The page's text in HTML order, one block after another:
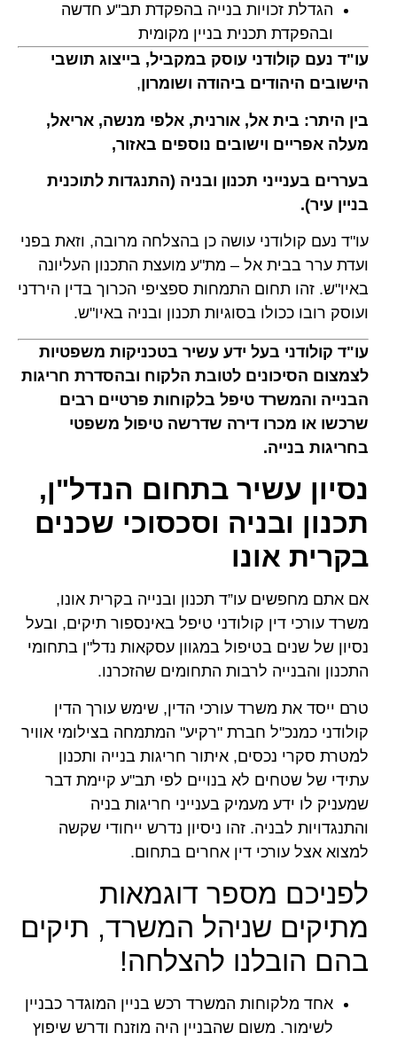
הגדלת זכויות בנייה בהפקדת תב"ע חדשה
ובהפקדת תכנית בניין מקומית
עו"ד נעם קולודני עוסק במקביל, בייצוג תושבי
הישובים היהודים ביהודה ושומרון,
בין היתר: בית אל, אורנית, אלפי מנשה, אריאל,
מעלה אפריים וישובים נוספים באזור,
בעררים בענייני תכנון ובניה (התנגדות לתוכנית
בניין עיר).
עו"ד נעם קולודני עושה כן בהצלחה מרובה, וזאת בפני
ועדת ערר בבית אל – מת"ע מועצת התכנון העליונה
באיו"ש. זהו תחום התמחות ספציפי הכרוך בדין הירדני
ועוסק רובו ככולו בסוגיות תכנון ובניה באיו"ש.
עו"ד קולודני בעל ידע עשיר בטכניקות משפטיות
לצמצום הסיכונים לטובת הלקוח ובהסדרת חריגות
הבנייה והמשרד טיפל בלקוחות פרטיים רבים
שרכשו או מכרו דירה שדרשה טיפול משפטי
בחריגות בנייה.
נסיון עשיר בתחום הנדל"ן,
תכנון ובניה וסכסוכי שכנים
בקרית אונו
אם אתם מחפשים עו”ד תכנון ובנייה בקרית אונו,
משרד עורכי דין קולודני טיפל באינספור תיקים, ובעל
נסיון של שנים בטיפול במגוון עסקאות נדל"ן בתחומי
התכנון והבנייה לרבות התחומים שהזכרנו.
טרם ייסד את משרד עורכי הדין, שימש עורך הדין
קולודני כמנכ"ל חברת "רקיע" המתמחה בצילומי אוויר
למטרת סקרי נכסים, איתור חריגות בנייה ותכנון
עתידי של שטחים לא בנויים לפי תב"ע קיימת דבר
שמעניק לו ידע מעמיק בענייני חריגות בניה
והתנגדויות לבניה. זהו ניסיון נדרש ייחודי שקשה
למצוא אצל עורכי דין אחרים בתחום.
לפניכם מספר דוגמאות
מתיקים שניהל המשרד, תיקים
בהם הובלנו להצלחה!
אחד מלקוחות המשרד רכש בניין המוגדר כבניין
לשימור. משום שהבניין היה מוזנח ודרש שיפוץ